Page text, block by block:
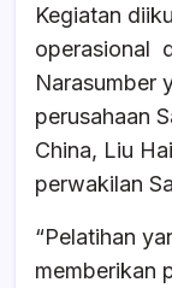
Kegiatan
operasional
Narasumber
perusahaan
China, Liu
perwakilan
“Pelatihan
memberikan